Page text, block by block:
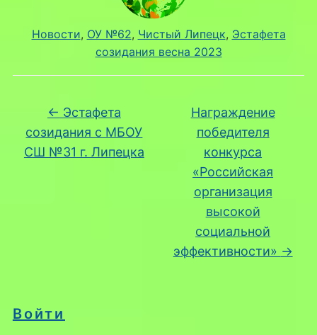
Войти
Новости, ОУ №62, Чистый Липецк, Эстафета
созидания весна 2023
← Эстафета
созидания с МБОУ
СШ №31 г. Липецка
Награждение
победителя
конкурса
«Российская
организация
высокой
социальной
эффективности» →